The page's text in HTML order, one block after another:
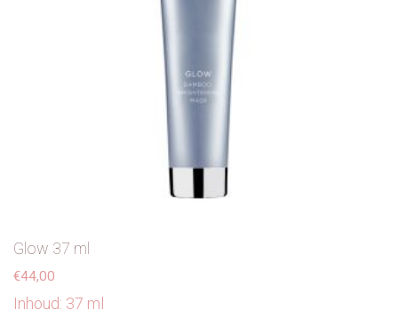
Glow 37 ml
€44,00
Inhoud: 37 ml